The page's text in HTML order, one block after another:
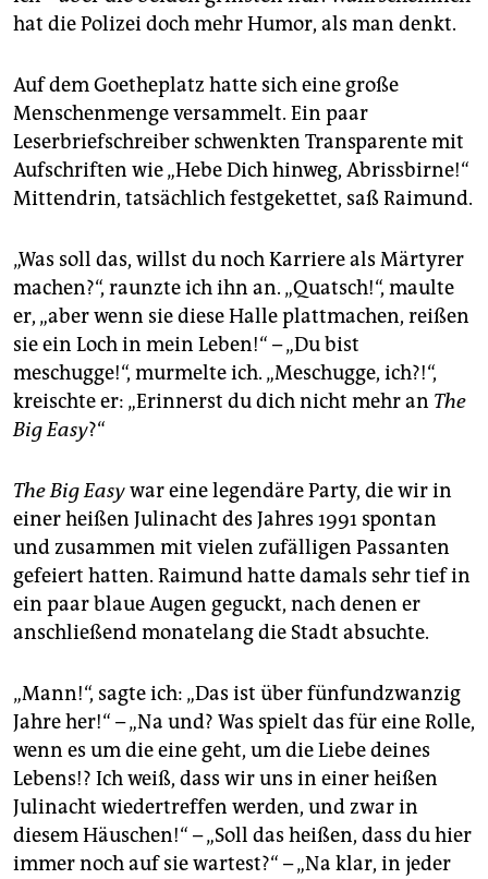
hat die Polizei doch mehr Humor, als man denkt.
Auf dem Goetheplatz hatte sich eine große
Menschenmenge versammelt. Ein paar
Leserbriefschreiber schwenkten Transparente mit
Aufschriften wie „Hebe Dich hinweg, Abrissbirne!“
Mittendrin, tatsächlich festgekettet, saß Raimund.
„Was soll das, willst du noch Karriere als Märtyrer
machen?“, raunzte ich ihn an. „Quatsch!“, maulte
er, „aber wenn sie diese Halle plattmachen, reißen
sie ein Loch in mein Leben!“ – „Du bist
meschugge!“, murmelte ich. „Meschugge, ich?!“,
kreischte er: „Erinnerst du dich nicht mehr an The
Big Easy?“
The Big Easywar eine legendäre Party, die wir in
einer heißen Julinacht des Jahres 1991 spontan
und zusammen mit vielen zufälligen Passanten
gefeiert hatten. Raimund hatte damals sehr tief in
ein paar blaue Augen geguckt, nach denen er
anschließend monatelang die Stadt absuchte.
„Mann!“, sagte ich: „Das ist über fünfundzwanzig
Jahre her!“ – „Na und? Was spielt das für eine Rolle,
wenn es um die eine geht, um die Liebe deines
Lebens!? Ich weiß, dass wir uns in einer heißen
Julinacht wiedertreffen werden, und zwar in
diesem Häuschen!“ – „Soll das heißen, dass du hier
immer noch auf sie wartest?“ – „Na klar, in jeder